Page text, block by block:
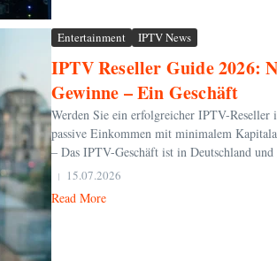
Entertainment IPTV News
IPTV Reseller Guide 2026:
Gewinne – Ein Geschäft
Werden Sie ein erfolgreicher IPTV-Reseller
passive Einkommen mit minimalem
– Das IPTV-Geschäft ist in Deutschland und
15.07.2026
Read More